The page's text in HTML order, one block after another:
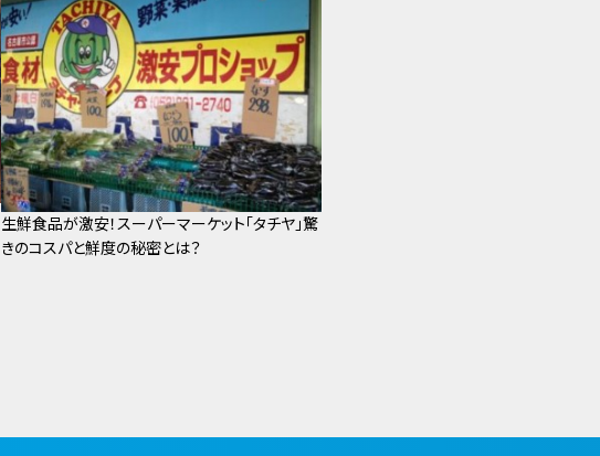
生鮮食品が激安！スーパーマーケット「タチヤ」驚
きのコスパと鮮度の秘密とは？